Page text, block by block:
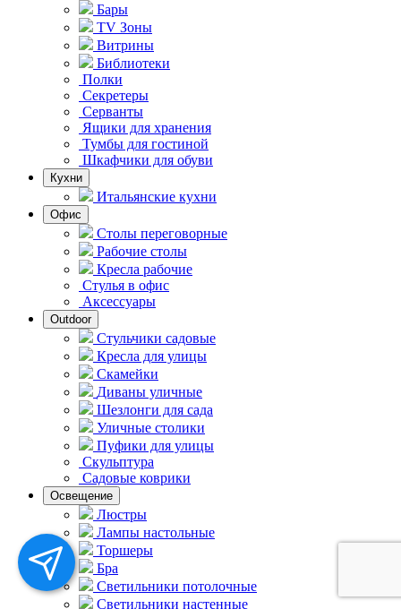
Бары
TV Зоны
Витрины
Библиотеки
Полки
Секретеры
Серванты
Ящики для хранения
Тумбы для гостиной
Шкафчики для обуви
Кухни
Итальянские кухни
Офис
Столы переговорные
Рабочие столы
Кресла рабочие
Стулья в офис
Аксессуары
Outdoor
Стульчики садовые
Кресла для улицы
Скамейки
Диваны уличные
Шезлонги для сада
Уличные столики
Пуфики для улицы
Скульптура
Садовые коврики
Освещение
Люстры
Лампы настольные
Торшеры
Бра
Светильники потолочные
Светильники настенные